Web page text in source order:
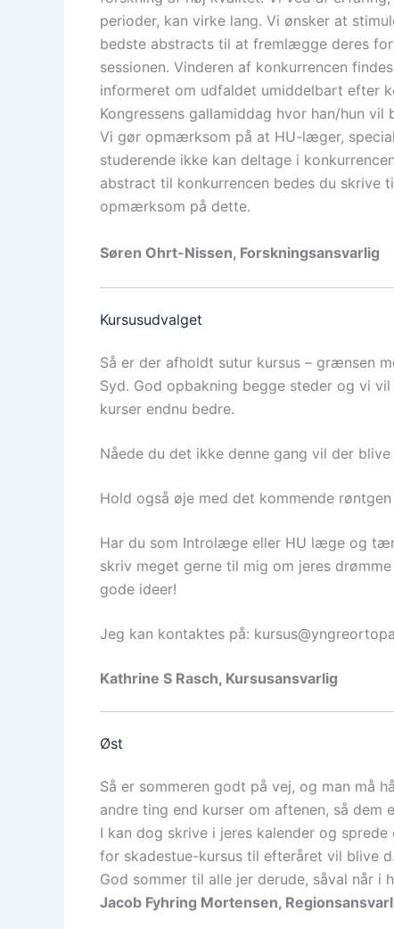
perioder, kan virke lang. Vi ønsker at
bedste abstracts til at fremlægge deres
sessionen. Vinderen af konkurrencen
informeret om udfaldet umiddelbart efter
Kongressens gallamiddag hvor han/hun
Vi gør opmærksom på at HU-læger,
studerende ikke kan deltage i
abstract til konkurrencen bedes du skrive
opmærksom på dette.
Søren Ohrt-Nissen, Forskningsansvarlig
Kursusudvalget
Så er der afholdt sutur kursus – grænsen
Syd. God opbakning begge steder og vi
kurser endnu bedre.
Nåede du det ikke denne gang vil der
Hold også øje med det kommende røntgen
Har du som Introlæge eller HU læge og
skriv meget gerne til mig om jeres
gode ideer!
Jeg kan kontaktes på:
Kathrine S Rasch, Kursusansvarlig
Øst
Så er sommeren godt på vej, og man må
andre ting end kurser om aftenen, så
I kan dog skrive i jeres kalender og
for skadestue-kursus til efteråret vil blive
God sommer til alle jer derude, såval når i
Jacob Fyhring Mortensen,